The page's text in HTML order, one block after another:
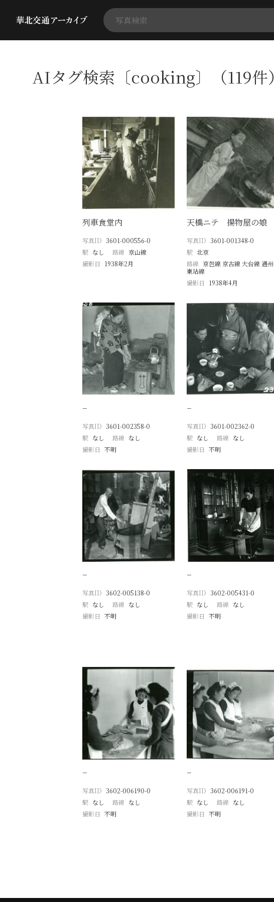
AIタグ検索〔cooking〕（119件）
列車食堂内
写真ID 3601-000556-0
駅 なし 路線 京山線
撮影日
1938年2月
天橋ニテ 揚物屋の娘
写真ID 3601-001348-0
駅 北京
路線 京包線 京古線 大台線 通州
東站線
撮影日
1938年4月
−
写真ID 3601-002358-0
駅 なし 路線 なし
撮影日 不明
−
写真ID 3601-002362-0
駅 なし 路線 なし
撮影日 不明
−
写真ID 3602-005138-0
駅 なし 路線 なし
撮影日 不明
−
写真ID 3602-005431-0
駅 なし 路線 なし
撮影日 不明
−
写真ID 3602-006190-0
駅 なし 路線 なし
撮影日 不明
−
写真ID 3602-006191-0
駅 なし 路線 なし
撮影日 不明